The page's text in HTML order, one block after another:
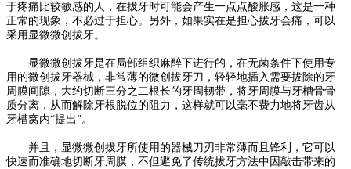
于疼痛比较敏感的人，在拔牙时可能会产生一点点酸胀感，这是一种
正常的现象，不必过于担心。另外，如果实在是担心拔牙会痛，可以
采用显微微创拔牙。
显微微创拔牙是在局部组织麻醉下进行的，在无菌条件下使用专
用的微创拔牙器械，非常薄的微创拔牙刀，轻轻地插入需要拔除的牙
周膜间隙，大约切断三分之二根长的牙周韧带，将牙周膜与牙槽骨骨
质分离，从而解除牙根脱位的阻力，这样就可以毫不费力地将牙齿从
牙槽窝内“提出”。
并且，显微微创拔牙所使用的器械刀刃非常薄而且锋利，它可以
快速而准确地切断牙周膜，不但避免了传统拔牙方法中因敲击带来的